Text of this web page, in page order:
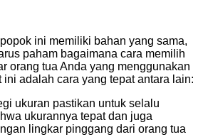
ini memiliki bahan yang sama,
paham bagaimana cara memilih
orang tua Anda yang menggunakan
ini adalah cara yang tepat antara lain:
ukuran pastikan untuk selalu
ukurannya tepat dan juga
lingkar pinggang dari orang tua